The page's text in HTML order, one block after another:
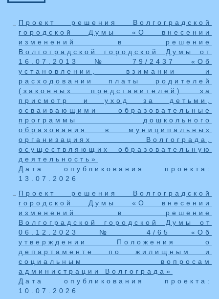
Проект решения Волгоградской
городской Думы «О внесении
изменений в решение
Волгоградской городской Думы от
16.07.2013 № 79/2437 «Об
установлении, взимании и
расходовании платы родителей
(законных представителей) за
присмотр и уход за детьми,
осваивающими образовательные
программы дошкольного
образования в муниципальных
организациях Волгограда,
осуществляющих образовательную
деятельность»
Дата опубликования проекта:
13.07.2026
Проект решения Волгоградской
городской Думы «О внесении
изменений в решение
Волгоградской городской Думы от
06.12.2023 № 4/65 «Об
утверждении Положения о
департаменте по жилищным и
социальным вопросам
администрации Волгограда»
Дата опубликования проекта:
10.07.2026